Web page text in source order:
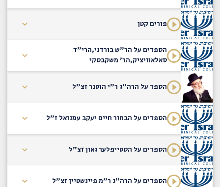
פורים קטן
הספדים על הר"ש בורדני,הרי"ד
סאלאוויציק,הר' משקבסקי
הספד על הרה"ג ר"י הוטנר זצ"ל
הספדים על הבחור חיים יעקב עמנואל ז"ל
הספדים על הסטייפלער גאון זצ"ל
הספדים על הרה"ג ר"מ פיינשטיין זצ"ל